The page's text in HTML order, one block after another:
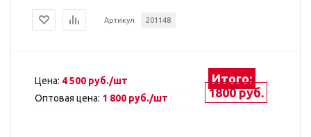
Артикул 201148
Цена: 4 500 руб./шт
Оптовая цена: 1 800 руб./шт
Итого:
1800 руб.